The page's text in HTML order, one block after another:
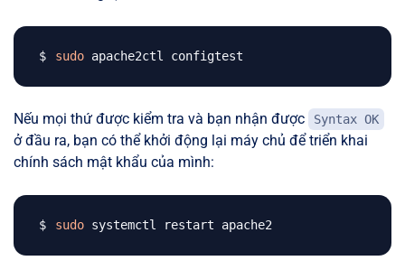
sudo
Nếu mọi thứ được kiểm tra và bạn nhận được Syntax OK
ở đầu ra, bạn có thể khởi động lại máy chủ để triển khai
chính sách mật khẩu của mình:
sudo